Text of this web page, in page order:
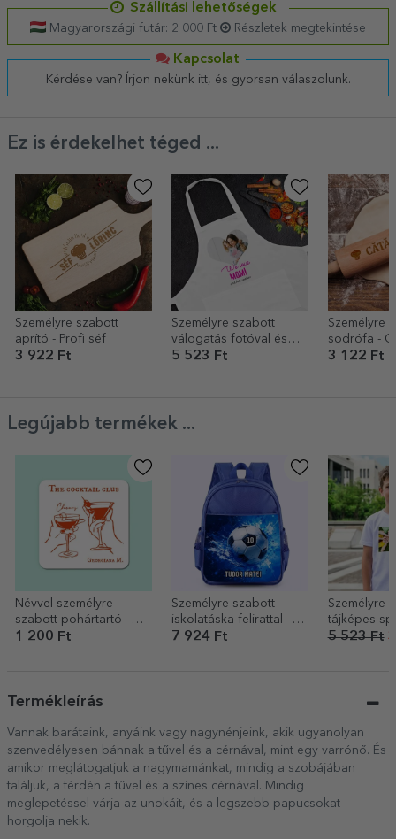
Szállítási lehetőségek
Magyarországi futár: 2 000 Ft Részletek megtekintése
Kapcsolat
Kérdése van? Írjon nekünk itt, és gyorsan válaszolunk.
Ez is érdekelhet téged ...
Személyre szabott
aprító - Profi séf
3 922 Ft
Személyre szabott
válogatás fotóval és
szöveggel - We Love
5 523 Ft
Személyre
sodrófa -
3 122 Ft
Legújabb termékek ...
Névvel személyre
szabott pohártartó –
The cocktail club
1 200 Ft
Személyre szabott
iskolatáska felirattal –
Labdarúgás
7 924 Ft
Személyre
tájképes
5 523 Ft3
Termékleírás
Vannak barátaink, anyáink vagy nagynénjeink, akik ugyanolyan
szenvedélyesen bánnak a tűvel és a cérnával, mint egy varrónő. És
amikor meglátogatjuk a nagymamánkat, mindig a szobájában
találjuk, a térdén a tűvel és a színes cérnával. Mindig
meglepetéssel várja az unokáit, és a legszebb papucsokat
horgolja nekik.